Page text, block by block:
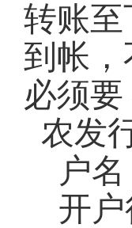
转账
到帐
必须
农发
户
开